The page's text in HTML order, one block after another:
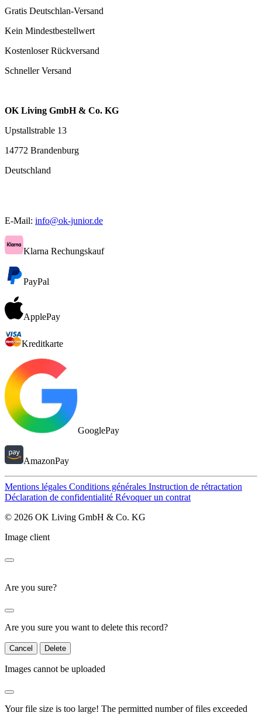
Gratis Deutschlan-Versand
Kein Mindestbestellwert
Kostenloser Rückversand
Schneller Versand
OK Living GmbH & Co. KG
Upstallstrable 13
14772 Brandenburg
Deutschland
E-Mail: info@ok-junior.de
Klarna Rechungskauf
PayPal
ApplePay
Kreditkarte
GooglePay
AmazonPay
Mentions légales Conditions générales Instruction de rétractation
Déclaration de confidentialité Révoquer un contrat
© 2026 OK Living GmbH & Co. KG
Image client
Are you sure?
Are you sure you want to delete this record?
Cancel Delete
Images cannot be uploaded
Your file size is too large! The permitted number of files exceeded